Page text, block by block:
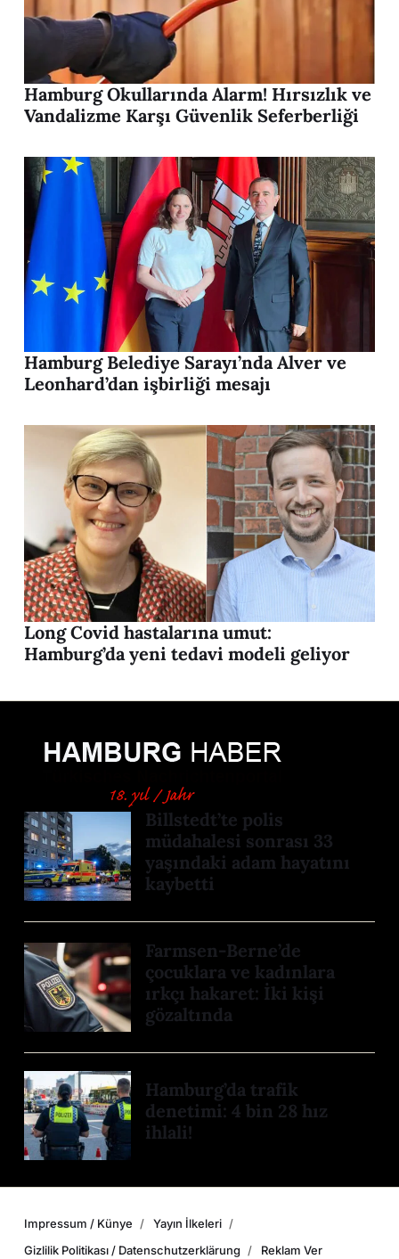
Hamburg Okullarında Alarm! Hırsızlık ve
Vandalizme Karşı Güvenlik Seferberliği
Hamburg Belediye Sarayı’nda Alver ve
Leonhard’dan işbirliği mesajı
Long Covid hastalarına umut:
Hamburg’da yeni tedavi modeli geliyor
Billstedt’te polis
müdahalesi sonrası 33
yaşındaki adam hayatını
kaybetti
Farmsen-Berne’de
çocuklara ve kadınlara
ırkçı hakaret: İki kişi
gözaltında
Hamburg’da trafik
denetimi: 4 bin 28 hız
ihlali!
Impressum / Künye
Yayın İlkeleri
Gizlilik Politikası / Datenschutzerklärung
Reklam Ver